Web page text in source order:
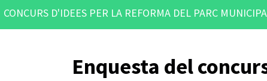
CONCURS D'IDEES PER LA REFORMA DEL PARC
Enquesta del